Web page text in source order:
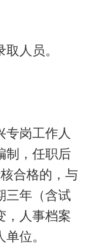
人员。
专岗工作人
制，任职后
合格的，与
三年（含试
，人事档案
位。